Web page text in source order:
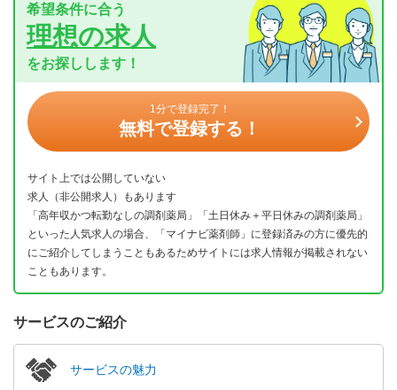
希望条件に合う
理想の求人
をお探しします！
1分で登録完了！
無料で登録する！
サイト上では公開していない
求人（非公開求人）もあります
「高年収かつ転勤なしの調剤薬局」「土日休み＋平日休みの調剤薬局」
といった人気求人の場合、「マイナビ薬剤師」に登録済みの方に優先的
にご紹介してしまうこともあるためサイトには求人情報が掲載されない
こともあります。
サービスのご紹介
サービスの魅力